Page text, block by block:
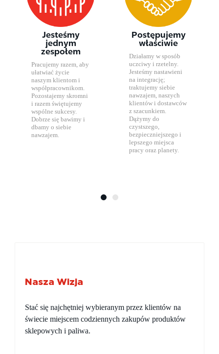
Jesteśmy
jednym
zespołem​​​​​​​
Pracujemy razem, aby
ułatwiać życie
naszym klientom i
współpracownikom.
Pozostajemy skromni
i razem świętujemy
wspólne sukcesy.
Dobrze się bawimy i
dbamy o siebie
nawzajem.
Postępujemy
właściwie​​​​​​​
Działamy w sposób
uczciwy i rzetelny.
Jesteśmy nastawieni
na integrację;
traktujemy siebie
nawzajem, naszych
klientów i dostawców
z szacunkiem.
Dążymy do
czystszego,
bezpieczniejszego i
lepszego miejsca
pracy oraz planety.
Nasza Wizja
​​​​​​​Stać się najchętniej wybieranym przez klientów na
świecie miejscem codziennych zakupów produktów
sklepowych i paliwa.